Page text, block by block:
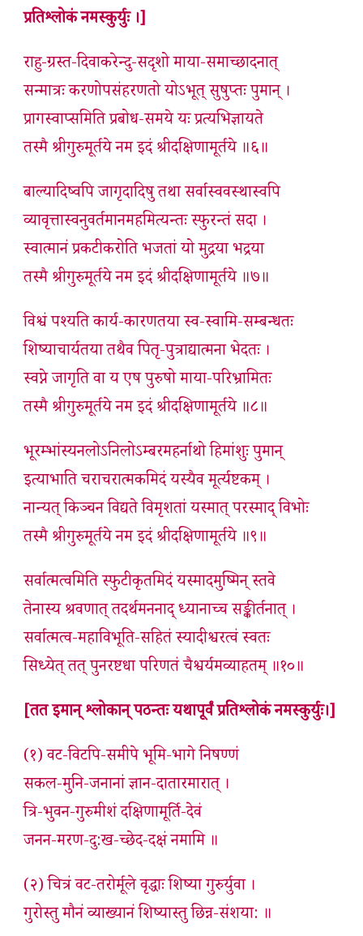
प्रतिश्लोकं नमस्कुर्युः ।]
राहु-ग्रस्त-दिवाकरेन्दु-सदृशो माया-समाच्छादनात्
सन्मात्रः करणोपसंहरणतो योऽभूत् सुषुप्तः पुमान् ।
प्रागस्वाप्समिति प्रबोध-समये यः प्रत्यभिज्ञायते
तस्मै श्रीगुरुमूर्तये नम इदं श्रीदक्षिणामूर्तये ॥६॥
बाल्यादिष्वपि जागृदादिषु तथा सर्वास्ववस्थास्वपि
व्यावृत्तास्वनुवर्तमानमहमित्यन्तः स्फुरन्तं सदा ।
स्वात्मानं प्रकटीकरोति भजतां यो मुद्रया भद्रया
तस्मै श्रीगुरुमूर्तये नम इदं श्रीदक्षिणामूर्तये ॥७॥
विश्वं पश्यति कार्य-कारणतया स्व-स्वामि-सम्बन्धतः
शिष्याचार्यतया तथैव पितृ-पुत्राद्यात्मना भेदतः ।
स्वप्ने जागृति वा य एष पुरुषो माया-परिभ्रामितः
तस्मै श्रीगुरुमूर्तये नम इदं श्रीदक्षिणामूर्तये ॥८॥
भूरम्भांस्यनलोऽनिलोऽम्बरमहर्नाथो हिमांशुः पुमान्
इत्याभाति चराचरात्मकमिदं यस्यैव मूर्त्यष्टकम् ।
नान्यत् किञ्चन विद्यते विमृशतां यस्मात् परस्माद् विभोः
तस्मै श्रीगुरुमूर्तये नम इदं श्रीदक्षिणामूर्तये ॥९॥
सर्वात्मत्वमिति स्फुटीकृतमिदं यस्मादमुष्मिन् स्तवे
तेनास्य श्रवणात् तदर्थमननाद् ध्यानाच्च सङ्कीर्तनात् ।
सर्वात्मत्व-महाविभूति-सहितं स्यादीश्वरत्वं स्वतः
सिध्येत् तत् पुनरष्टधा परिणतं चैश्वर्यमव्याहतम् ॥१०॥
[तत इमान् श्लोकान् पठन्तः यथापूर्वं प्रतिश्लोकं नमस्कुर्युः।]
(१) वट-विटपि-समीपे भूमि-भागे निषण्णं
सकल-मुनि-जनानां ज्ञान-दातारमारात् ।
त्रि-भुवन-गुरुमीशं दक्षिणामूर्ति-देवं
जनन-मरण-दु:ख-च्छेद-दक्षं नमामि ॥
(२) चित्रं वट-तरोर्मूले वृद्धाः शिष्या गुरुर्युवा ।
गुरोस्तु मौनं व्याख्यानं शिष्यास्तु छिन्न-संशया: ॥